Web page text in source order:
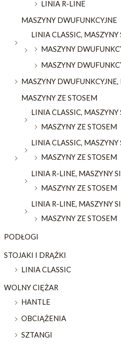
LINIA R-LINE
MASZYNY DWUFUNKCYJNE
LINIA CLASSIC, MASZYNY
MASZYNY
MASZYNY
MASZYNY
MASZYNY ZE STOSEM
LINIA CLASSIC, MASZYNY
MASZYNY ZE STOSEM
LINIA CLASSIC, MASZYNY
MASZYNY ZE STOSEM
LINIA R-LINE, MASZYNY
MASZYNY ZE STOSEM
LINIA R-LINE, MASZYNY
MASZYNY ZE STOSEM
PODŁOGI
STOJAKI I DRĄŻKI
LINIA CLASSIC
WOLNY CIĘŻAR
HANTLE
OBCIĄŻENIA
SZTANGI